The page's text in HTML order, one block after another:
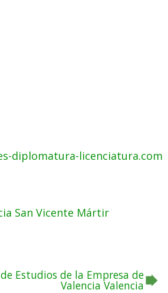
diplomatura-licenciatura.com
San Vicente Mártir
Estudios de la Empresa de
Valencia Valencia